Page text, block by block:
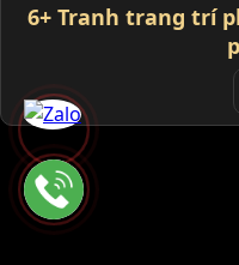
6+ Tranh trang trí